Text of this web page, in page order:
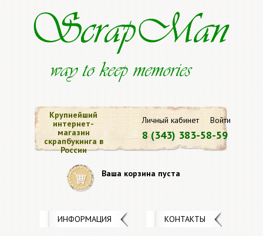
Личный кабинет Войти
8 (343) 383-58-59
Крупнейший
интернет-
магазин
скрапбукинга в
России
Ваша корзина пуста
ИНФОРМАЦИЯ КОНТАКТЫ